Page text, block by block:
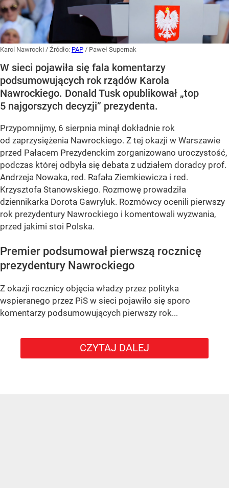
Karol Nawrocki / Źródło: PAP / Paweł Supernak
W sieci pojawiła się fala komentarzy
podsumowujących rok rządów Karola
Nawrockiego. Donald Tusk opublikował „top
5 najgorszych decyzji” prezydenta.
Przypomnijmy, 6 sierpnia minął dokładnie rok
od zaprzysiężenia Nawrockiego. Z tej okazji w Warszawie
przed Pałacem Prezydenckim zorganizowano uroczystość,
podczas której odbyła się debata z udziałem doradcy prof.
Andrzeja Nowaka, red. Rafała Ziemkiewicza i red.
Krzysztofa Stanowskiego. Rozmowę prowadziła
dziennikarka Dorota Gawryluk. Rozmówcy ocenili pierwszy
rok prezydentury Nawrockiego i komentowali wyzwania,
przed jakimi stoi Polska.
Premier podsumował pierwszą rocznicę
prezydentury Nawrockiego
Z okazji rocznicy objęcia władzy przez polityka
wspieranego przez PiS w sieci pojawiło się sporo
komentarzy podsumowujących pierwszy rok...
CZYTAJ DALEJ